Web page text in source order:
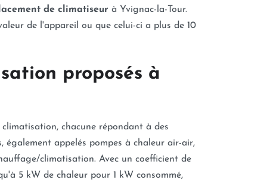
de climatiseur à Yvignac-la-Tour.
de l'appareil ou que celui-ci a plus de 10
proposés à
chacune répondant à des
également appelés pompes à chaleur air-air,
climatisation. Avec un coefficient de
5 kW de chaleur pour 1 kW consommé,